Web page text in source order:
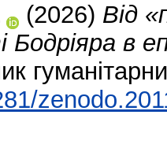
(2026) Від
Бодріяра в